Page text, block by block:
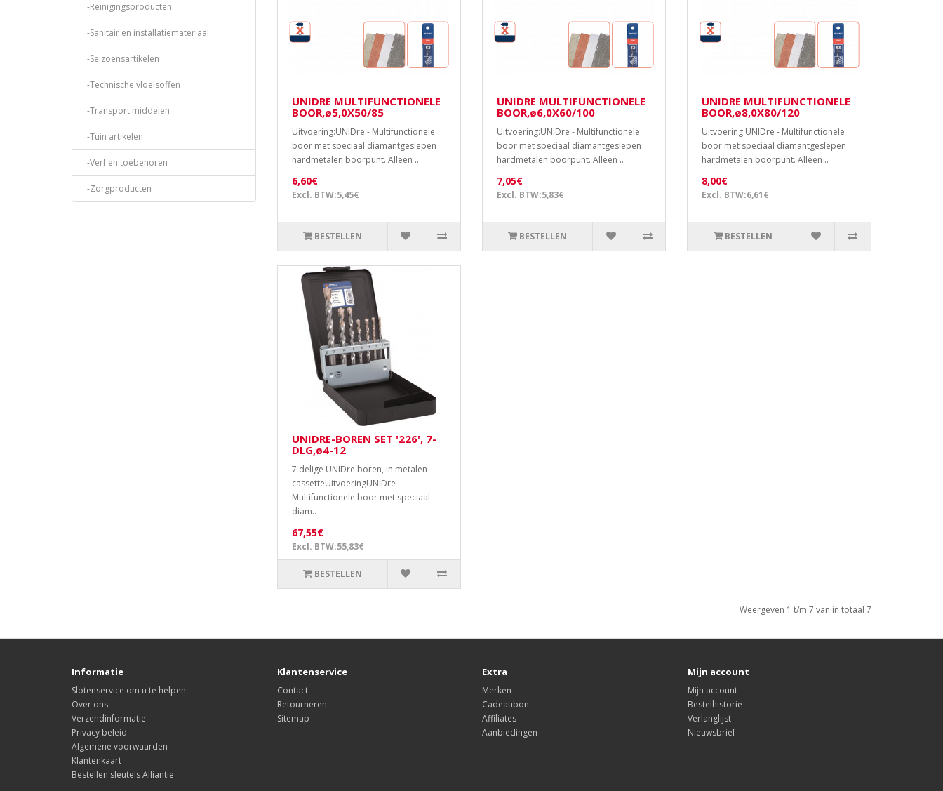
-Reinigingsproducten
-Sanitair en installatiemateriaal
-Seizoensartikelen
-Technische vloeisoffen
-Transport middelen
-Tuin artikelen
-Verf en toebehoren
-Zorgproducten
UNIDRE MULTIFUNCTIONELE
BOOR,ø5,0X50/85
Uitvoering:UNIDre - Multifunctionele
boor met speciaal diamantgeslepen
hardmetalen boorpunt. Alleen ..
6,60€
Excl. BTW:5,45€
BESTELLEN
UNIDRE MULTIFUNCTIONELE
BOOR,ø6,0X60/100
Uitvoering:UNIDre - Multifunctionele
boor met speciaal diamantgeslepen
hardmetalen boorpunt. Alleen ..
7,05€
Excl. BTW:5,83€
BESTELLEN
UNIDRE MULTIFUNCTIONELE
BOOR,ø8,0X80/120
Uitvoering:UNIDre - Multifunctionele
boor met speciaal diamantgeslepen
hardmetalen boorpunt. Alleen ..
8,00€
Excl. BTW:6,61€
BESTELLEN
UNIDRE-BOREN SET '226', 7-
DLG,ø4-12
7 delige UNIDre boren, in metalen
cassetteUitvoeringUNIDre -
Multifunctionele boor met speciaal
diam..
67,55€
Excl. BTW:55,83€
BESTELLEN
Weergeven 1 t/m 7 van in totaal 7
Informatie
Slotenservice om u te helpen
Over ons
Verzendinformatie
Privacy beleid
Algemene voorwaarden
Klantenkaart
Bestellen sleutels Alliantie
Klantenservice
Contact
Retourneren
Sitemap
Extra
Merken
Cadeaubon
Affiliates
Aanbiedingen
Mijn account
Mijn account
Bestelhistorie
Verlanglijst
Nieuwsbrief